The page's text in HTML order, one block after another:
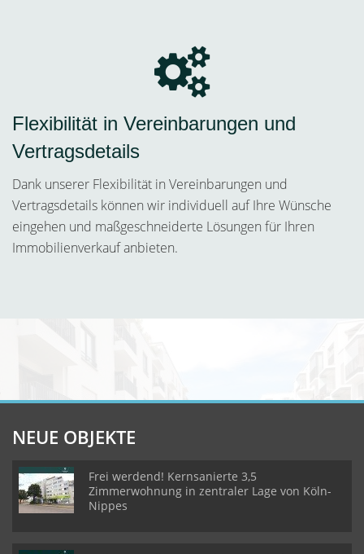
Flexibilität in Vereinbarungen und
Vertragsdetails
Dank unserer Flexibilität in Vereinbarungen und
Vertragsdetails können wir individuell auf Ihre Wünsche
eingehen und maßgeschneiderte Lösungen für Ihren
Immobilienverkauf anbieten.
NEUE OBJEKTE
Frei werdend! Kernsanierte 3,5
Zimmerwohnung in zentraler Lage von Köln-
Nippes